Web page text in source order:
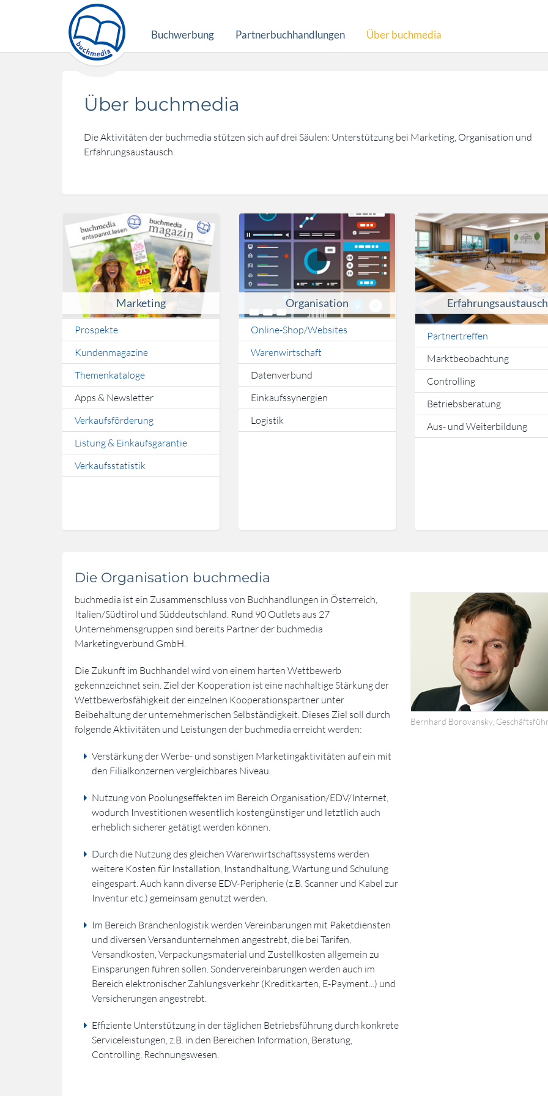
Buchwerbung Partnerbuchhandlungen Über buchmedia
Über buchmedia
Die Aktivitäten der buchmedia stützen sich auf drei Säulen: Unterstützung bei Marketing, Organisation und
Erfahrungsaustausch.
Marketing
Prospekte
Kundenmagazine
Themenkataloge
Apps & Newsletter
Verkaufsförderung
Listung & Einkaufsgarantie
Verkaufsstatistik
Organisation
Online-Shop/Websites
Warenwirtschaft
Datenverbund
Einkaufssynergien
Logistik
Erfahrungsaustausch
Partnertreffen
Marktbeobachtung
Controlling
Betriebsberatung
Aus- und Weiterbildung
Die Organisation buchmedia
buchmedia ist ein Zusammenschluss von Buchhandlungen in Österreich,
Italien/Südtirol und Süddeutschland. Rund 90 Outlets aus 27
Unternehmensgruppen sind bereits Partner der buchmedia
Marketingverbund GmbH.
Die Zukunft im Buchhandel wird von einem harten Wettbewerb
gekennzeichnet sein. Ziel der Kooperation ist eine nachhaltige Stärkung der
Wettbewerbsfähigkeit der einzelnen Kooperationspartner unter
Beibehaltung der unternehmerischen Selbständigkeit. Dieses Ziel soll durch
folgende Aktivitäten und Leistungen der buchmedia erreicht werden:
Verstärkung der Werbe- und sonstigen Marketingaktivitäten auf ein mit
den Filialkonzernen vergleichbares Niveau.
Nutzung von Poolungseffekten im Bereich Organisation/EDV/Internet,
wodurch Investitionen wesentlich kostengünstiger und letztlich auch
erheblich sicherer getätigt werden können.
Durch die Nutzung des gleichen Warenwirtschaftssystems werden
weitere Kosten für Installation, Instandhaltung, Wartung und Schulung
eingespart. Auch kann diverse EDV-Peripherie (z.B. Scanner und Kabel zur
Inventur etc.) gemeinsam genutzt werden.
Im Bereich Branchenlogistik werden Vereinbarungen mit Paketdiensten
und diversen Versandunternehmen angestrebt, die bei Tarifen,
Versandkosten, Verpackungsmaterial und Zustellkosten allgemein zu
Einsparungen führen sollen. Sondervereinbarungen werden auch im
Bereich elektronischer Zahlungsverkehr (Kreditkarten, E-Payment...) und
Versicherungen angestrebt.
Effiziente Unterstützung in der täglichen Betriebsführung durch konkrete
Serviceleistungen, z.B. in den Bereichen Information, Beratung,
Controlling, Rechnungswesen.
Bernhard Borovansky,